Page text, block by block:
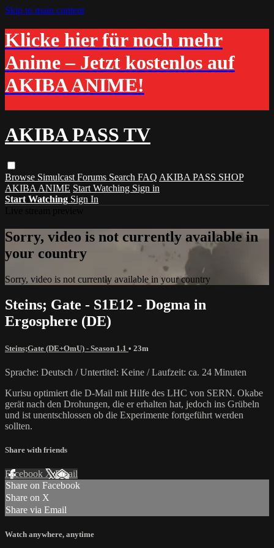
Skip to main content
Klicke hier für noch mehr
Anime – Jetzt kostenlos auf
AKIBA ANIME!
AKIBA PASS TV
Browse Simulcast Forums Search FAQ AKIBA PASS SHOP
AKIBA ANIME Start Watching Sign in
Start Watching Sign In
Sorry, video is not currently available in
your country
Sorry, video is not currently available in your country
Steins; Gate - S1E12 - Dogma in
Ergosphere (DE)
Steins;Gate (DE+OmU) - Season 1.1 • 23m
Sprache: Deutsch / Untertitel: Keine / Laufzeit: ca. 24 Minuten
Kurisu optimiert die D-Mail mit Hilfe des LHC von SERN. Okabe
gerät nach den Drohungen, die er erhalten hat, jedoch ins Grübeln
und ist unentschlossen ob die Experimente fortgeführt werden
sollten.
Share with friends
Facebook XEmail
Share on Facebook
Share on X
Share via Email
Watch anywhere, anytime